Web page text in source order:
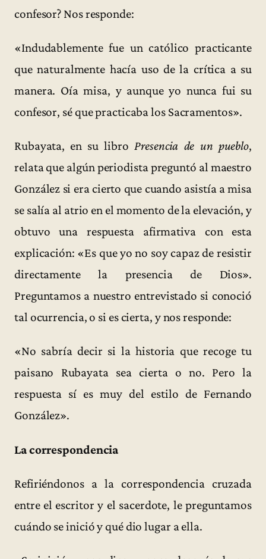
confesor? Nos responde:
«Indudablemente fue un católico practicante
que naturalmente hacía uso de la crítica a su
manera. Oía misa, y aunque yo nunca fui su
confesor, sé que practicaba los Sacramentos».
Rubayata, en su libroPresencia de un pueblo,
relata que algún periodista preguntó al maestro
González si era cierto que cuando asistía a misa
se salía al atrio en el momento de la elevación, y
obtuvo una respuesta afirmativa con esta
explicación: «Es que yo no soy capaz de resistir
directamente la presencia de Dios».
Preguntamos a nuestro entrevistado si conoció
tal ocurrencia, o si es cierta, y nos responde:
«No sabría decir si la historia que recoge tu
paisano Rubayata sea cierta o no. Pero la
respuesta sí es muy del estilo de Fernando
González».
La correspondencia
Refiriéndonos a la correspondencia cruzada
entre el escritor y el sacerdote, le preguntamos
cuándo se inició y qué dio lugar a ella.